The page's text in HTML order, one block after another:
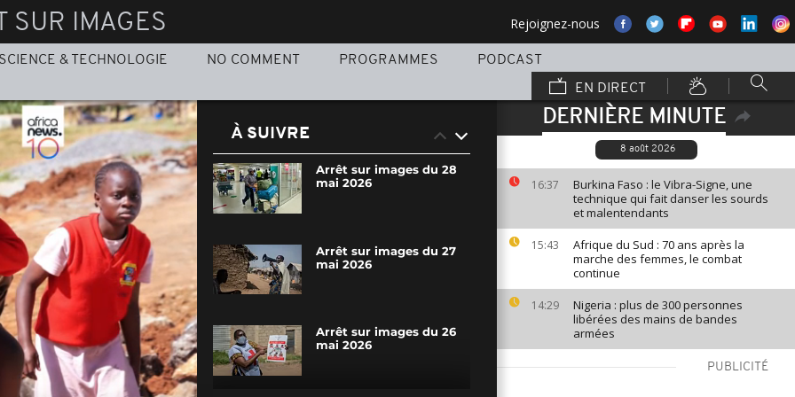
SUR IMAGES Rejoignez-nous
SCIENCE & TECHNOLOGIE NO COMMENT PROGRAMMES
PODCAST
EN DIRECT
DERNIÈRE MINUTE
8 août 2026
16:37
Burkina Faso : le Vibra-Signe, une
technique qui fait danser les sourds
et malentendants
15:43
Afrique du Sud : 70 ans après la
marche des femmes, le combat
continue
14:29
Nigeria : plus de 300 personnes
libérées des mains de bandes
armées
PUBLICITÉ
À SUIVRE
Arrêt sur images du 28
mai 2026
Arrêt sur images du 27
mai 2026
Arrêt sur images du 26
mai 2026